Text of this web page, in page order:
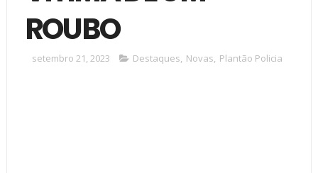
ROUBO
setembro 21, 2023 Destaques, Novas, Plantão Policia